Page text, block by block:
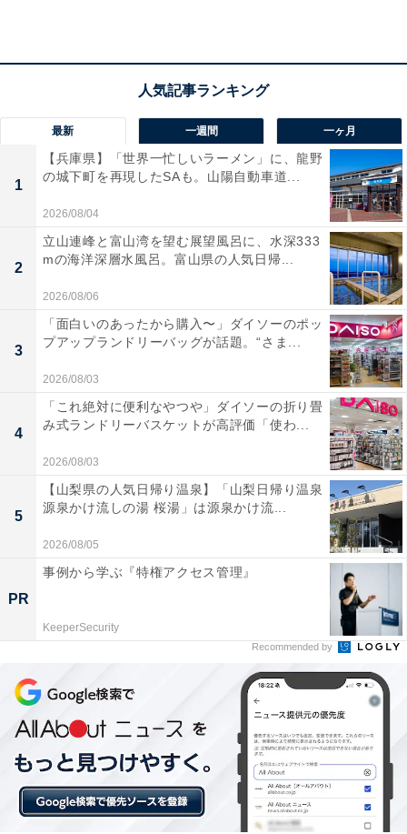
所在地：山形県天童市鎌田本町1-1-30
交通手段：JR天童駅より徒歩約15分、お車で約5分（無
料送迎あり：要予約）／山形空港からお車で約15分
大人1名（参考価格）：公式Webサイトをご確認くださ
※料金は公式Webサイト参考価格
※プラン・部屋により価格は変動します
チェックイン・チェックアウト
チェックイン：15:00
チェックアウト：10:00
※プランにより時間が異なる可能性があります
【山形県の人気ホテル】「天童温泉 ほほえみ
の宿 滝の湯」が選ばれる理由
最新 一週間 一ヶ月
1
【兵庫県】「世界一忙しいラーメン」に、龍野
の城下町を再現したSAも。山陽自動車道...
2026/08/04
2
立山連峰と富山湾を望む展望風呂に、水深333
mの海洋深層水風呂。富山県の人気日帰...
2026/08/06
3
「面白いのあったから購入〜」ダイソーのポッ
プアップランドリーバッグが話題。“さま...
2026/08/03
4
「これ絶対に便利なやつや」ダイソーの折り畳
み式ランドリーバスケットが高評価「使わ...
2026/08/03
5
【山梨県の人気日帰り温泉】「山梨日帰り温泉
源泉かけ流しの湯 桜湯」は源泉かけ流...
2026/08/05
PR
事例から学ぶ『特権アクセス管理』
KeeperSecurity
Recommended by